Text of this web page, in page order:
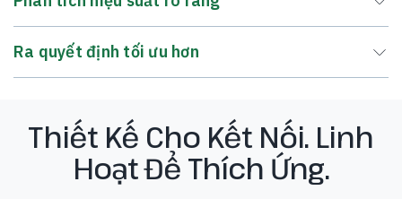
Ra quyết định tối ưu hơn
Thiết Kế Cho Kết Nối. Linh
Hoạt Để Thích Ứng.